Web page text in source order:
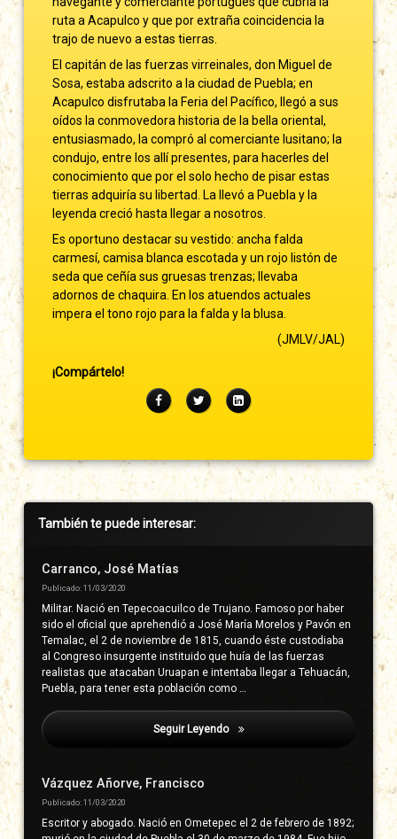
ruta a Acapulco y que por extraña coincidencia la
trajo de nuevo a estas tierras.
El capitán de las fuerzas virreinales, don Miguel de
Sosa, estaba adscrito a la ciudad de Puebla; en
Acapulco disfrutaba la Feria del Pacífico, llegó a sus
oídos la conmovedora historia de la bella oriental,
entusiasmado, la compró al comerciante lusitano; la
condujo, entre los allí presentes, para hacerles del
conocimiento que por el solo hecho de pisar estas
tierras adquiría su libertad. La llevó a Puebla y la
leyenda creció hasta llegar a nosotros.
Es oportuno destacar su vestido: ancha falda
carmesí, camisa blanca escotada y un rojo listón de
seda que ceñía sus gruesas trenzas; llevaba
adornos de chaquira. En los atuendos actuales
impera el tono rojo para la falda y la blusa.
(JMLV/JAL)
¡Compártelo!
FacebookTwitterLinkedIn
Barra
derecha
También te puede interesar:
Carranco, José Matías
Publicado: 11/03/2020
Militar. Nació en Tepecoacuilco de Trujano. Famoso por haber
sido el oficial que aprehendió a José María Morelos y Pavón en
Temalac, el 2 de noviembre de 1815, cuando éste custodiaba
al Congreso insurgente instituido que huía de las fuerzas
realistas que atacaban Uruapan e intentaba llegar a Tehuacán,
Puebla, para tener esta población como …
Seguir Leyendo China Poblana, La
Vázquez Añorve, Francisco
Publicado: 11/03/2020
Escritor y abogado. Nació en Ometepec el 2 de febrero de 1892;